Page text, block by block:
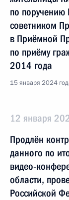
по поручению
советником
в Приёмной
по приёму
2014 года
15 января 2024
12 января
Продлён
данного по
видео-
области,
Российской